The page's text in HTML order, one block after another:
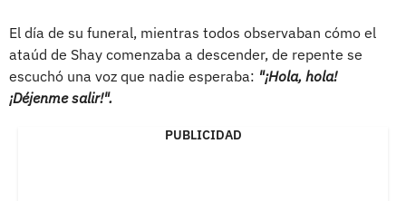
El día de su funeral, mientras todos observaban cómo el
ataúd de Shay comenzaba a descender, de repente se
escuchó una voz que nadie esperaba: "¡Hola, hola!
¡Déjenme salir!".
PUBLICIDAD